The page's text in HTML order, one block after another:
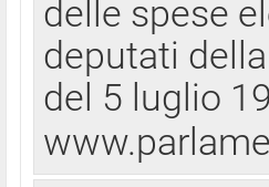
delle spese
deputati
del 5 luglio